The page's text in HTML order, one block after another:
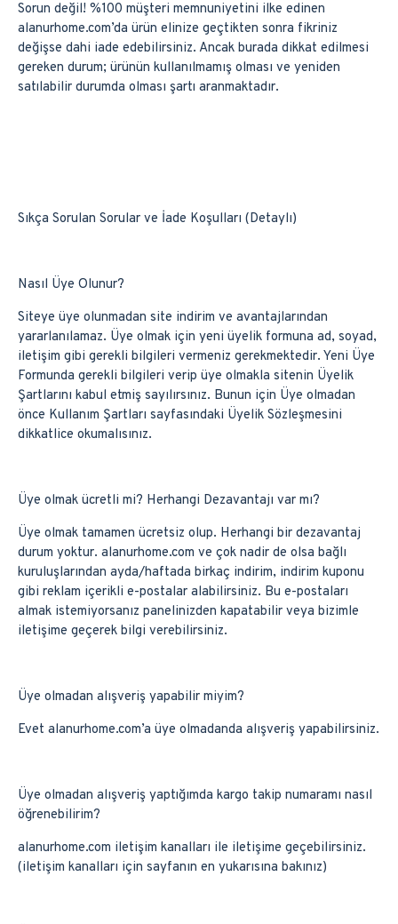
Sorun değil! %100 müşteri memnuniyetini ilke edinen
alanurhome.com’da ürün elinize geçtikten sonra fikriniz
değişse dahi iade edebilirsiniz. Ancak burada dikkat edilmesi
gereken durum; ürünün kullanılmamış olması ve yeniden
satılabilir durumda olması şartı aranmaktadır.
Sıkça Sorulan Sorular ve İade Koşulları (Detaylı)
Nasıl Üye Olunur?
Siteye üye olunmadan site indirim ve avantajlarından
yararlanılamaz. Üye olmak için yeni üyelik formuna ad, soyad,
iletişim gibi gerekli bilgileri vermeniz gerekmektedir. Yeni Üye
Formunda gerekli bilgileri verip üye olmakla sitenin Üyelik
Şartlarını kabul etmiş sayılırsınız. Bunun için Üye olmadan
önce Kullanım Şartları sayfasındaki Üyelik Sözleşmesini
dikkatlice okumalısınız.
Üye olmak ücretli mi? Herhangi Dezavantajı var mı?
Üye olmak tamamen ücretsiz olup. Herhangi bir dezavantaj
durum yoktur. alanurhome.com ve çok nadir de olsa bağlı
kuruluşlarından ayda/haftada birkaç indirim, indirim kuponu
gibi reklam içerikli e-postalar alabilirsiniz. Bu e-postaları
almak istemiyorsanız panelinizden kapatabilir veya bizimle
iletişime geçerek bilgi verebilirsiniz.
Üye olmadan alışveriş yapabilir miyim?
Evet alanurhome.com’a üye olmadanda alışveriş yapabilirsiniz.
Üye olmadan alışveriş yaptığımda kargo takip numaramı nasıl
öğrenebilirim?
alanurhome.com iletişim kanalları ile iletişime geçebilirsiniz.
(iletişim kanalları için sayfanın en yukarısına bakınız)